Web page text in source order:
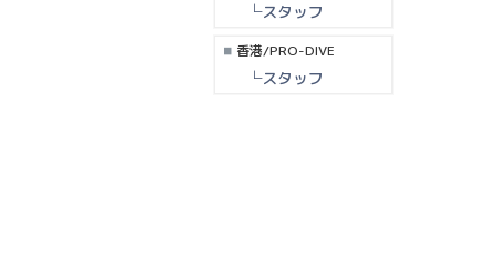
└スタッフ
香港/PRO-DIVE
└スタッフ